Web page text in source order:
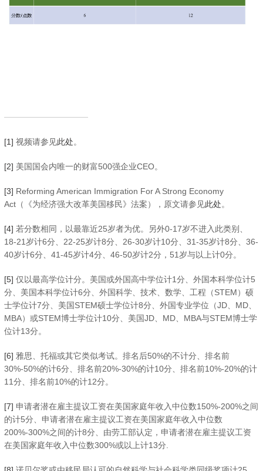
[1] 视频请参见此处。
[2] 美国国会内唯一的财富500强企业CEO。
[3] Reforming American Immigration For A Strong Economy
Act（《为经济强大改革美国移民》法案），原文请参见此处。
[4] 若分数相同，以最靠近25岁者为优。另外0-17岁不进入此类别、
18-21岁计6分、22-25岁计8分、26-30岁计10分、31-35岁计8分、36-
40岁计6分、41-45岁计4分、46-50岁计2分，51岁与以上计0分。
[5] 仅以最高学位计分。美国或外国高中学位计1分、外国本科学位计5
分、美国本科学位计6分、外国科学、技术、数学、工程（STEM）硕
士学位计7分、美国STEM硕士学位计8分、外国专业学位（JD、MD、
MBA）或STEM博士学位计10分、美国JD、MD、MBA与STEM博士学
位计13分。
[6] 雅思、托福或其它类似考试。排名后50%的不计分、排名前
30%-50%的计6分、排名前20%-30%的计10分、排名前10%-20%的计
11分、排名前10%的计12分。
[7] 申请者潜在雇主提议工资在美国家庭年收入中位数150%-200%之间
的计5分、申请者潜在雇主提议工资在美国家庭年收入中位数
200%-300%之间的计8分、由劳工部认定，申请者潜在雇主提议工资
在美国家庭年收入中位数300%或以上计13分.